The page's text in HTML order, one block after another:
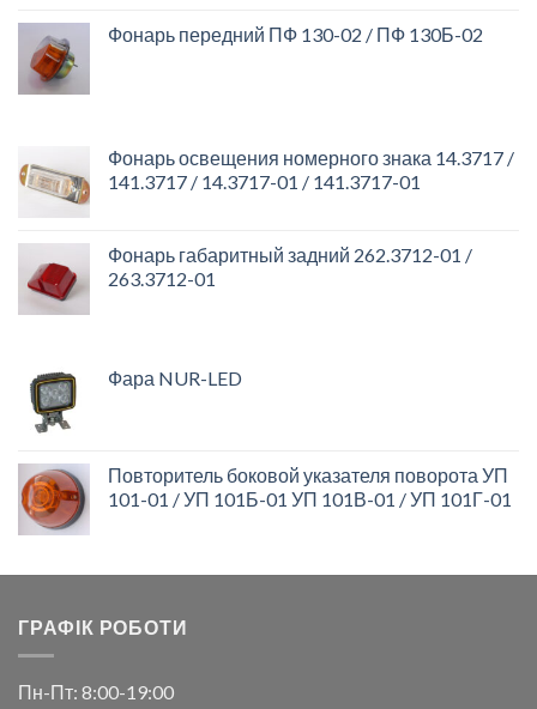
Фонарь передний ПФ 130-02 / ПФ 130Б-02
Фонарь освещения номерного знака 14.3717 /
141.3717 / 14.3717-01 / 141.3717-01
Фонарь габаритный задний 262.3712-01 /
263.3712-01
Фара NUR-LED
Повторитель боковой указателя поворота УП
101-01 / УП 101Б-01 УП 101В-01 / УП 101Г-01
ГРАФІК РОБОТИ
Пн-Пт: 8:00-19:00